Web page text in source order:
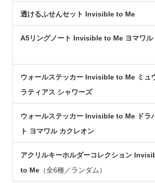
透けるふせんセット Invisible to Me
A5リングノート Invisible to Me ヨマワル
ウォールステッカー Invisible to Me ミュ
ラティアス シャワーズ
ウォールステッカー Invisible to Me ドラ
ト ヨマワル カクレオン
アクリルキーホルダーコレクション
to Me（全6種／ランダム）